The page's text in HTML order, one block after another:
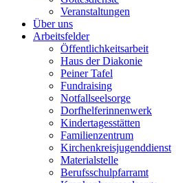
Veranstaltungen
Über uns
Arbeitsfelder
Öffentlichkeitsarbeit
Haus der Diakonie
Peiner Tafel
Fundraising
Notfallseelsorge
Dorfhelferinnenwerk
Kindertagesstätten
Familienzentrum
Kirchenkreisjugenddienst
Materialstelle
Berufsschulpfarramt